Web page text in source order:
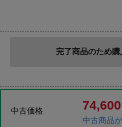
完了商品のため
中古価格
中古商品